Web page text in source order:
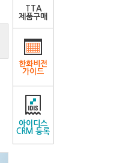
TTA
제품구매
한화비전
가이드
아이디스
CRM 등록